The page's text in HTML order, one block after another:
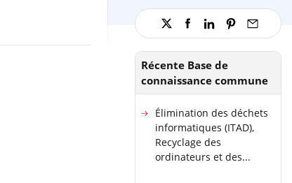
Récente Base de
connaissance commune
Élimination des déchets
informatiques (ITAD),
Recyclage des
ordinateurs et des...